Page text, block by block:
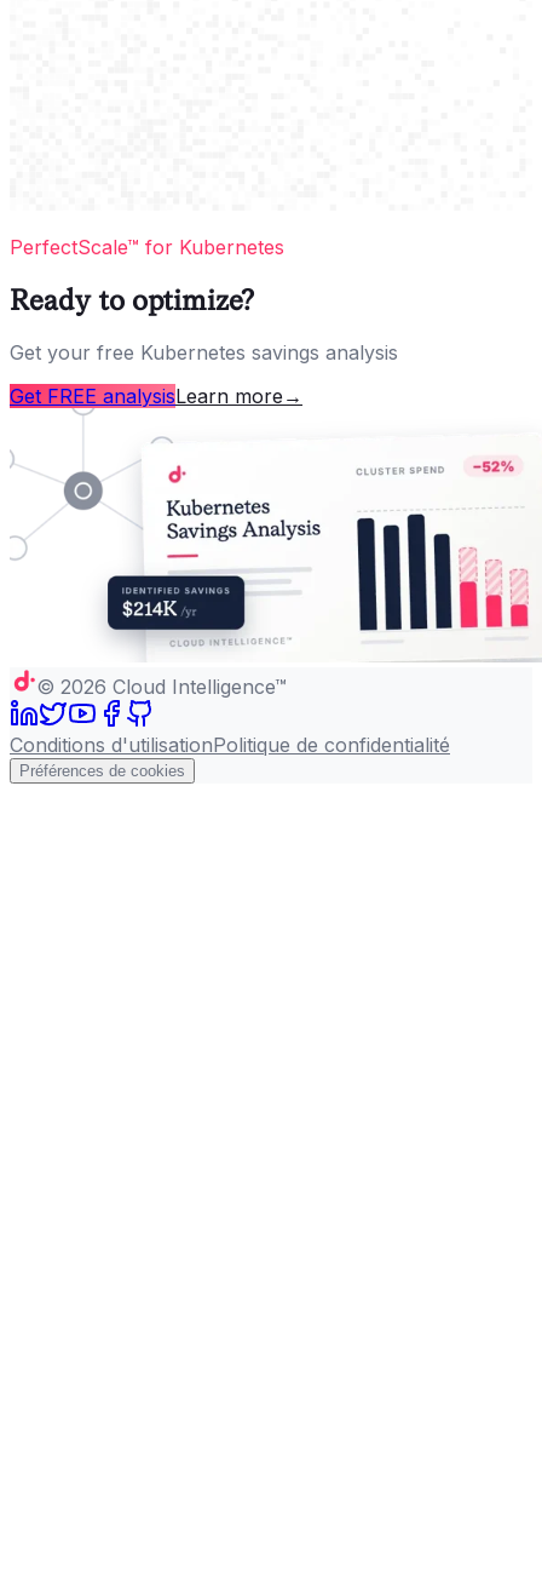
PerfectScale™ for Kubernetes
Ready to optimize?
Get your free Kubernetes savings analysis
Get FREE analysisLearn more →
© 2026 Cloud Intelligence™
Conditions d'utilisationPolitique de confidentialité
Préférences de cookies